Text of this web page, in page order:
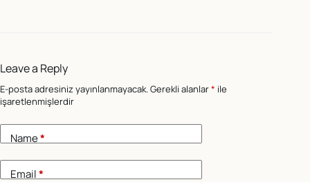
Leave a Reply
E-posta adresiniz yayınlanmayacak.Gerekli alanlar* ile
işaretlenmişlerdir
Name*
Email*